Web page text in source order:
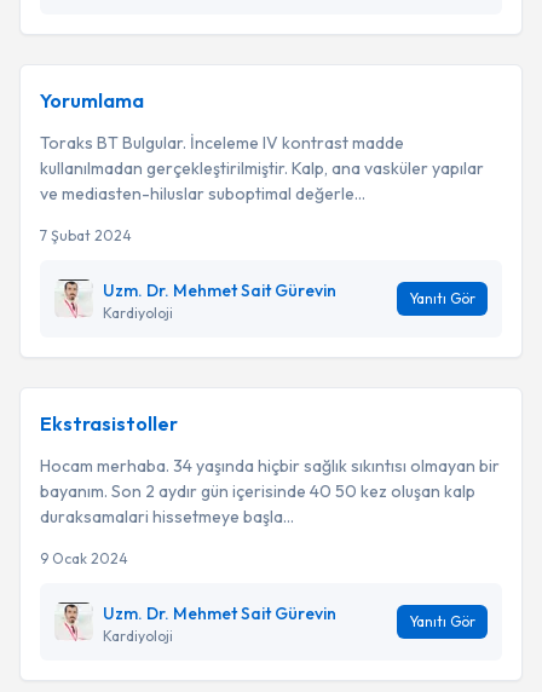
Yorumlama
Toraks BT Bulgular. İnceleme IV kontrast madde
kullanılmadan gerçekleştirilmiştir. Kalp, ana vasküler yapılar
ve mediasten-hiluslar suboptimal değerle...
7 Şubat 2024
Uzm. Dr. Mehmet Sait Gürevin
Kardiyoloji
Yanıtı Gör
Ekstrasistoller
Hocam merhaba. 34 yaşında hiçbir sağlık sıkıntısı olmayan bir
bayanım. Son 2 aydır gün içerisinde 40 50 kez oluşan kalp
duraksamalari hissetmeye başla...
9 Ocak 2024
Uzm. Dr. Mehmet Sait Gürevin
Kardiyoloji
Yanıtı Gör